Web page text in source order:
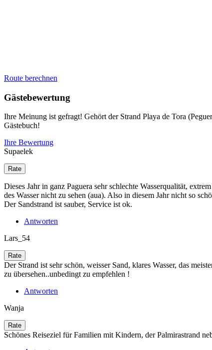
Route berechnen
Gästebewertung
Ihre Meinung ist gefragt! Gehört der Strand Playa de Tora
Gästebuch!
Ihre Bewertung
Supaelek
Dieses Jahr in ganz Paguera sehr schlechte Wasserqualität,
des Wasser nicht zu sehen (aua). Also in diesem Jahr nicht so
Der Sandstrand ist sauber, Service ist ok.
Antworten
Lars_54
Der Strand ist sehr schön, weisser Sand, klares Wasser, das
zu übersehen..unbedingt zu empfehlen !
Antworten
Wanja
Schönes Reiseziel für Familien mit Kindern, der Palmirastrand